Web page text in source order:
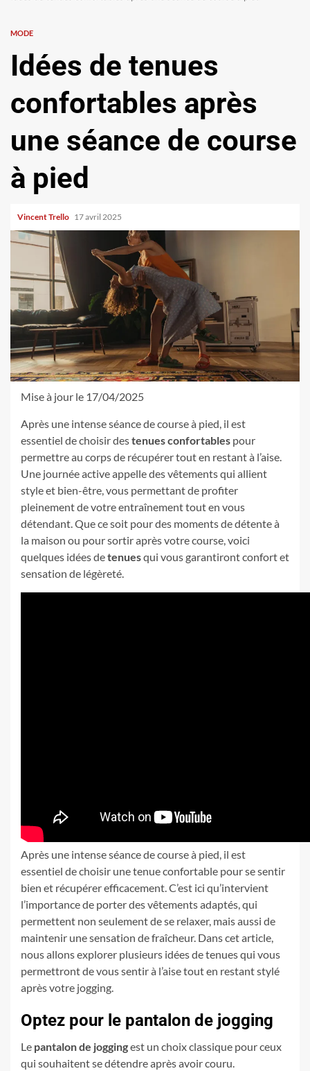
MODE
Idées de tenues
confortables après
une séance de course
à pied
Vincent Trello 17 avril 2025
Mise à jour le 17/04/2025
Après une intense séance de course à pied, il est
essentiel de choisir destenues confortables pour
permettre au corps de récupérer tout en restant à l’aise.
Une journée active appelle des vêtements qui allient
style et bien-être, vous permettant de profiter
pleinement de votre entraînement tout en vous
détendant. Que ce soit pour des moments de détente à
la maison ou pour sortir après votre course, voici
quelques idées detenuesqui vous garantiront confort et
sensation de légèreté.
Après une intense séance de course à pied, il est
essentiel de choisir une tenue confortable pour se sentir
bien et récupérer efficacement. C’est ici qu’intervient
l’importance de porter des vêtements adaptés, qui
permettent non seulement de se relaxer, mais aussi de
maintenir une sensation de fraîcheur. Dans cet article,
nous allons explorer plusieurs idées de tenues qui vous
permettront de vous sentir à l’aise tout en restant stylé
après votre jogging.
Optez pour le pantalon de jogging
Le pantalon de joggingest un choix classique pour ceux
qui souhaitent se détendre après avoir couru.